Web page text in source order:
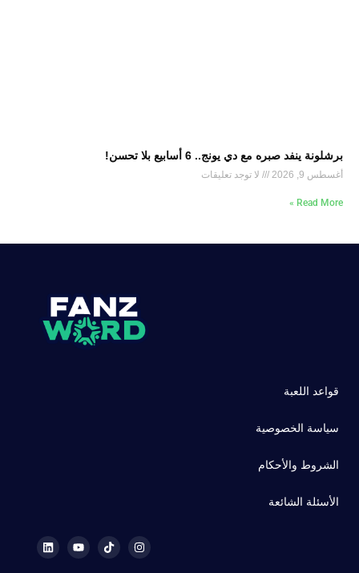
برشلونة ينفد صبره مع دي يونج.. 6 أسابيع بلا تحسن!
أغسطس 9, 2026 لا توجد تعليقات
Read More »
قواعد اللعبة
سياسة الخصوصية
الشروط والأحكام
الأسئلة الشائعة